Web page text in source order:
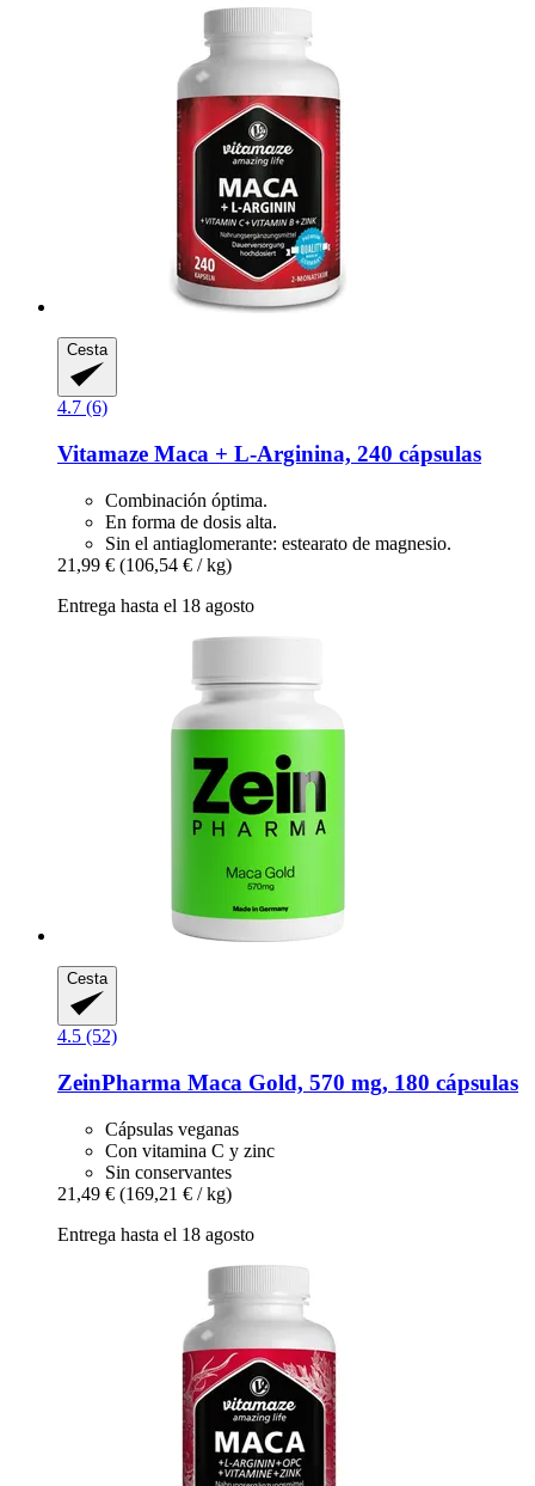
Cesta
4.7 (6)
Vitamaze Maca + L-​Arginina, 240 cápsulas
Combinación óptima.
En forma de dosis alta.
Sin el antiaglomerante: estearato de magnesio.
21,99 € (106,54 € / kg)
Entrega hasta el 18 agosto
Cesta
4.5 (52)
ZeinPharma Maca Gold, 570 mg, 180 cápsulas
Cápsulas veganas
Con vitamina C y zinc
Sin conservantes
21,49 € (169,21 € / kg)
Entrega hasta el 18 agosto